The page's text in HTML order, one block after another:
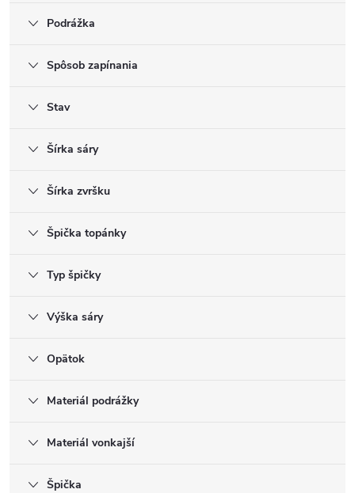
Podrážka
Spôsob zapínania
Stav
Šírka sáry
Šírka zvršku
Špička topánky
Typ špičky
Výška sáry
Opätok
Materiál podrážky
Materiál vonkajší
Špička